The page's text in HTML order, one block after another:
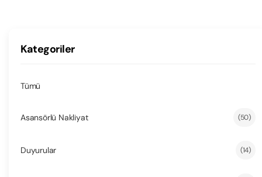
Kategoriler
Tümü
Asansörlü Nakliyat (50)
Duyurular (14)